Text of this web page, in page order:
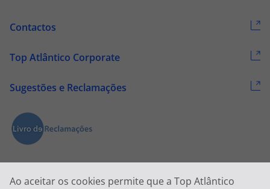
Ao aceitar os cookies permite que a Top Atlântico
Contactos
Top Atlântico Corporate
Sugestões e Reclamações